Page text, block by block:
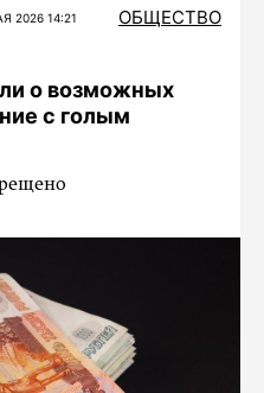
2026 14:21 ОБЩЕСТВО
о возможных
с голым